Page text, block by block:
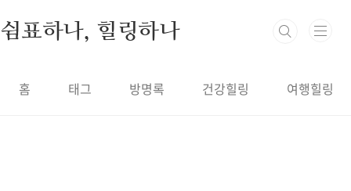
쉼표하나, 힐링하나
홈 태그 방명록 건강힐링 여행힐링